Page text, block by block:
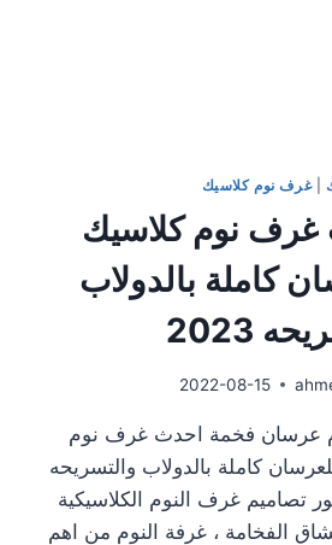
|غرف نوم كلاسيك
غرف نوم كلاسيك
كاملة بالدولاب
2023
2022-08-15
عرسان فخمة احدث غرف نوم
كاملة بالدولاب والتسريحه
صور تصاميم غرف النوم الكلاسيكية
لعشاق الفخامة ، غرفة النوم من اهم